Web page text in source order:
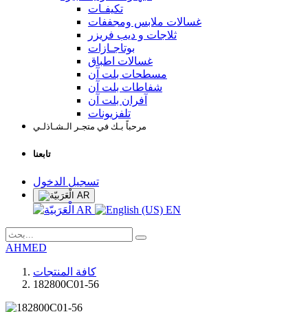
تكيفـات
غسالات ملابس ومجففات
ثلاجات و ديب فريزر
بوتاجـازات
غسالات اطباق
مسطحات بلت آن
شفاطات بلت آن
آفران بلت آن
تلفزيونات
مرحباً بـك في متجـر الـشـاذلـي
تابعنا
تسجيل الدخول
AR
AR EN
AHMED
كافة المنتجات
182800C01-56